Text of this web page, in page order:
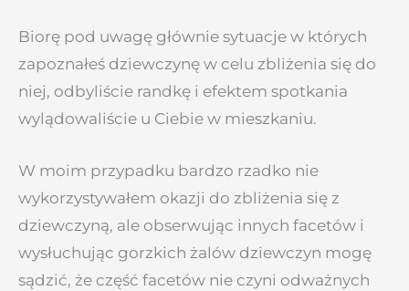
Biorę pod uwagę głównie sytuacje w których
zapoznałeś dziewczynę w celu zbliżenia się do
niej, odbyliście randkę i efektem spotkania
wylądowaliście u Ciebie w mieszkaniu.
W moim przypadku bardzo rzadko nie
wykorzystywałem okazji do zbliżenia się z
dziewczyną, ale obserwując innych facetów i
wysłuchując gorzkich żalów dziewczyn mogę
sądzić, że część facetów nie czyni odważnych